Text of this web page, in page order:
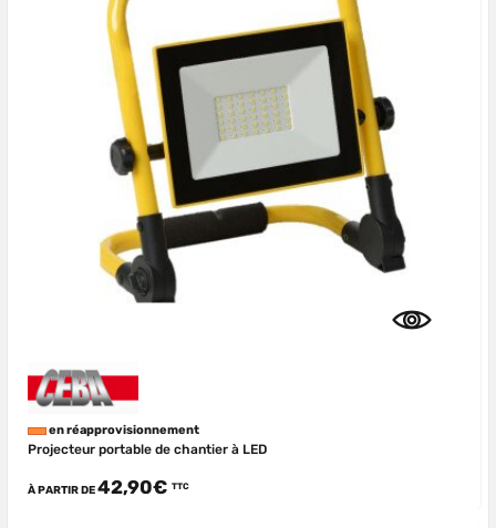
en réapprovisionnement
Projecteur portable de chantier à LED
À PARTIR DE42,90€ TTC